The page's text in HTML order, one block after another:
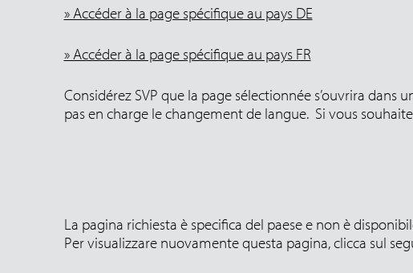
» Accéder à la page spécifique au pays DE
» Accéder à la page spécifique au pays FR
Considérez SVP que la page sélectionnée s’ouvrira dans
pas en charge le changement de langue. Si vous
La pagina richiesta è specifica del paese e non è
Per visualizzare nuovamente questa pagina, clicca sul